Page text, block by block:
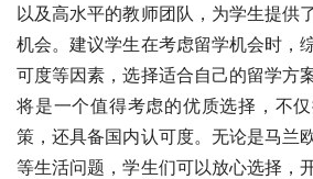
以及高水平的教师团队，为学生提供
机会。建议学生在考虑留学机会时，
可度等因素，选择适合自己的留学方
将是一个值得考虑的优质选择，不
策，还具备国内认可度。无论是马兰
等生活问题，学生们可以放心选择，